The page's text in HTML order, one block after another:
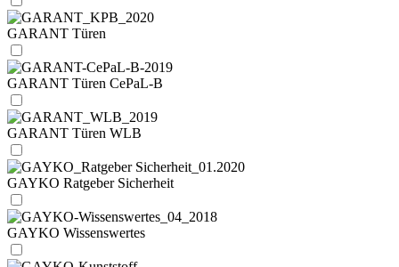
GARANT Türen
GARANT Türen CePaL-B
GARANT Türen WLB
GAYKO Ratgeber Sicherheit
GAYKO Wissenswertes